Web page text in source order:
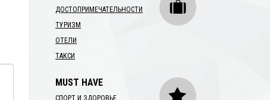
ДОСТОПРИМЕЧАТЕЛЬНОСТИ
ТУРИЗМ
ОТЕЛИ
ТАКСИ
MUST HAVE
СПОРТ И ЗДОРОВЬЕ